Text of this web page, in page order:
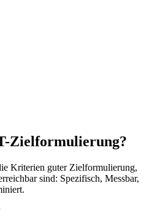
Zielformulierung?
Kriterien guter Zielformulierung,
sind: Spezifisch, Messbar,